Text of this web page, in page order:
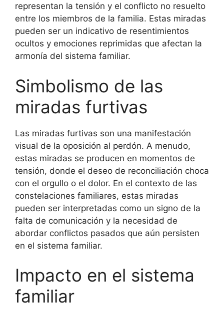
representan la tensión y el conflicto no resuelto
entre los miembros de la familia. Estas miradas
pueden ser un indicativo de resentimientos
ocultos y emociones reprimidas que afectan la
armonía del sistema familiar.
Simbolismo de las
miradas furtivas
Las miradas furtivas son una manifestación
visual de la oposición al perdón. A menudo,
estas miradas se producen en momentos de
tensión, donde el deseo de reconciliación choca
con el orgullo o el dolor. En el contexto de las
constelaciones familiares, estas miradas
pueden ser interpretadas como un signo de la
falta de comunicación y la necesidad de
abordar conflictos pasados que aún persisten
en el sistema familiar.
Impacto en el sistema
familiar